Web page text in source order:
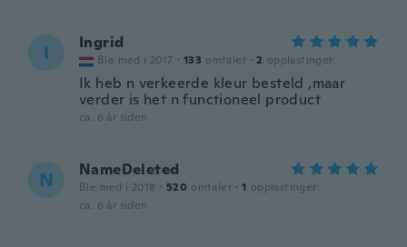
I Ingrid
Ble med i 2017 · 133 omtaler · 2 opplastinger
Ik heb n verkeerde kleur besteld ,maar
verder is het n functioneel product
ca. 6 år siden
N NameDeleted
Ble med i 2018 · 520 omtaler · 1 opplastinger
ca. 6 år siden